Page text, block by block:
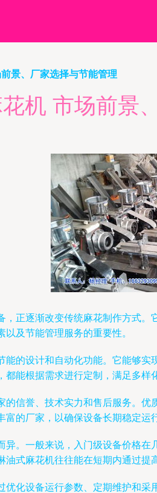
景、厂家选择与节能管理
机 市场前景
正逐渐改变传统麻花制作方式
及节能管理服务的重要性。
的设计和自动化功能。它能够
能根据需求进行定制，满足多样
信誉、技术实力和售后服务。
的厂家，以确保设备长期稳定运
。一般来说，入门级设备价格
式麻花机往往能在短期内通过提
化设备运行参数、定期维护和